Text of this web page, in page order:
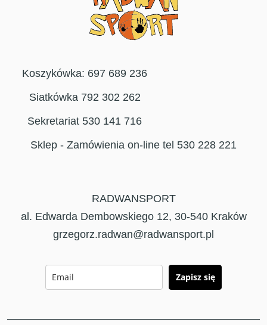
Koszykówka: 697 689 236
Siatkówka 792 302 262
Sekretariat 530 141 716
Sklep - Zamówienia on-line tel 530 228 221
RADWANSPORT
al. Edwarda Dembowskiego 12, 30-540 Kraków
grzegorz.radwan@radwansport.pl
Zapisz się